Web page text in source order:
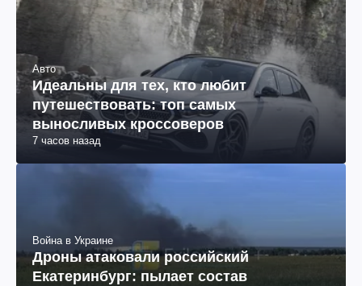
Авто
Идеальны для тех, кто любит
путешествовать: топ самых
выносливых кроссоверов
7 часов назад
Война в Украине
Дроны атаковали российский
Екатеринбург: пылает состав